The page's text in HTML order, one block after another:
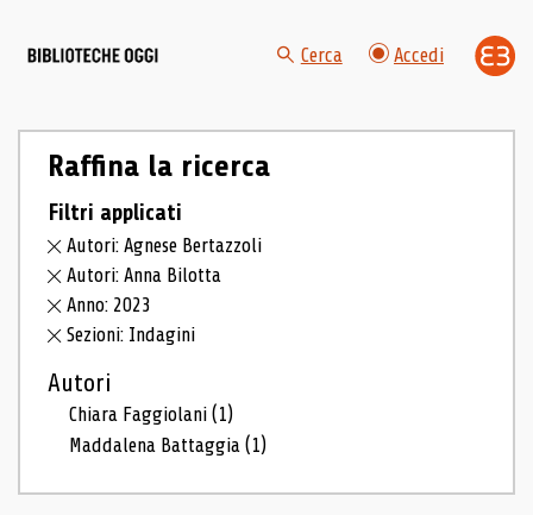
Cerca Accedi
Raffina la ricerca
Filtri applicati
Autori: Agnese Bertazzoli
Autori: Anna Bilotta
Anno: 2023
Sezioni: Indagini
Autori
Chiara Faggiolani(1)
Maddalena Battaggia(1)